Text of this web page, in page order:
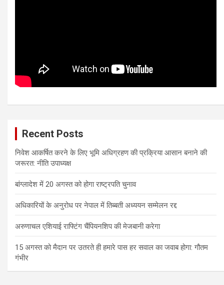
Recent Posts
निवेश आकर्षित करने के लिए भूमि अधिग्रहण की प्रक्रिया आसान बनाने की
जरूरत: नीति उपाध्यक्ष
बांग्लादेश में 20 अगस्त को होगा राष्ट्रपति चुनाव
अधिकारियों के अनुरोध पर नेपाल में तिब्बती अध्ययन सम्मेलन रद्द
अरुणाचल एशियाई राफ्टिंग चैंपियनशिप की मेजबानी करेगा
15 अगस्त को मैदान पर उतरते ही हमारे पास हर सवाल का जवाब होगा: गौतम
गंभीर